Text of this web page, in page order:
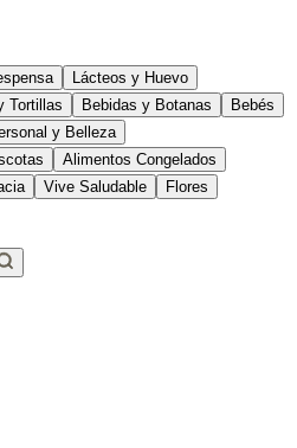
Lácteos y Huevo
Tortillas Bebidas y Botanas
Bebés
y Belleza
Alimentos Congelados
Vive Saludable Flores